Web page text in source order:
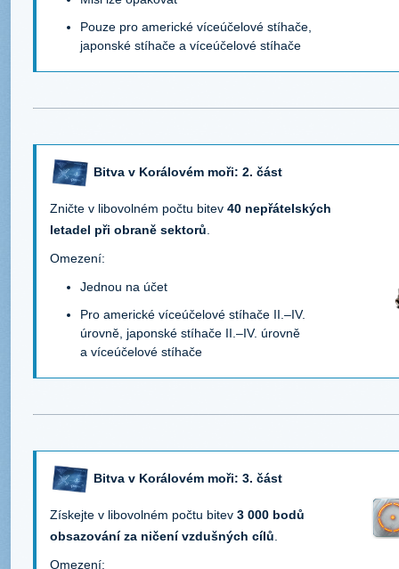
Pouze pro americké víceúčelové stíhače,
japonské stíhače a víceúčelové stíhače
Bitva v Korálovém moři: 2. část
Zničte v libovolném počtu bitev 40 nepřátelských
letadel při obraně sektorů
Omezení:
Jednou na účet
Pro americké víceúčelové stíhače II.–IV.
úrovně, japonské stíhače II.–IV. úrovně
a víceúčelové stíhače
Bitva v Korálovém moři: 3. část
Získejte v libovolném počtu bitev 3 000 bodů
obsazování za ničení vzdušných cílů.
Omezení: